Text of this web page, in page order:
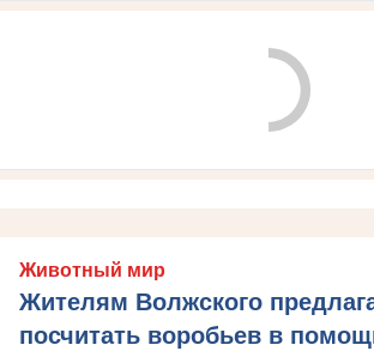
Животный мир
Жителям Волжского
посчитать воробьев в